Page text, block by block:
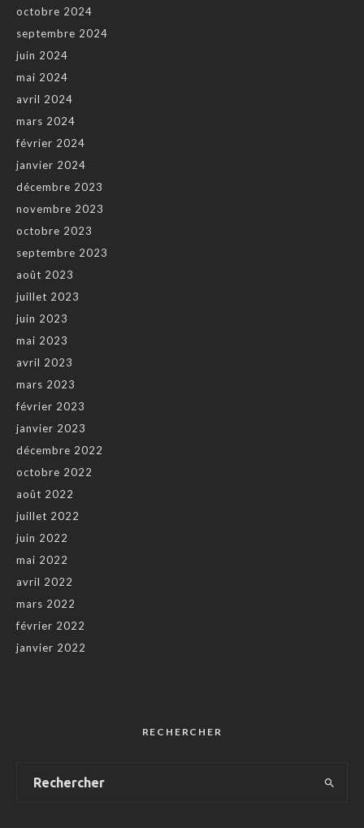
octobre 2024
septembre 2024
juin 2024
mai 2024
avril 2024
mars 2024
février 2024
janvier 2024
décembre 2023
novembre 2023
octobre 2023
septembre 2023
août 2023
juillet 2023
juin 2023
mai 2023
avril 2023
mars 2023
février 2023
janvier 2023
décembre 2022
octobre 2022
août 2022
juillet 2022
juin 2022
mai 2022
avril 2022
mars 2022
février 2022
janvier 2022
RECHERCHER